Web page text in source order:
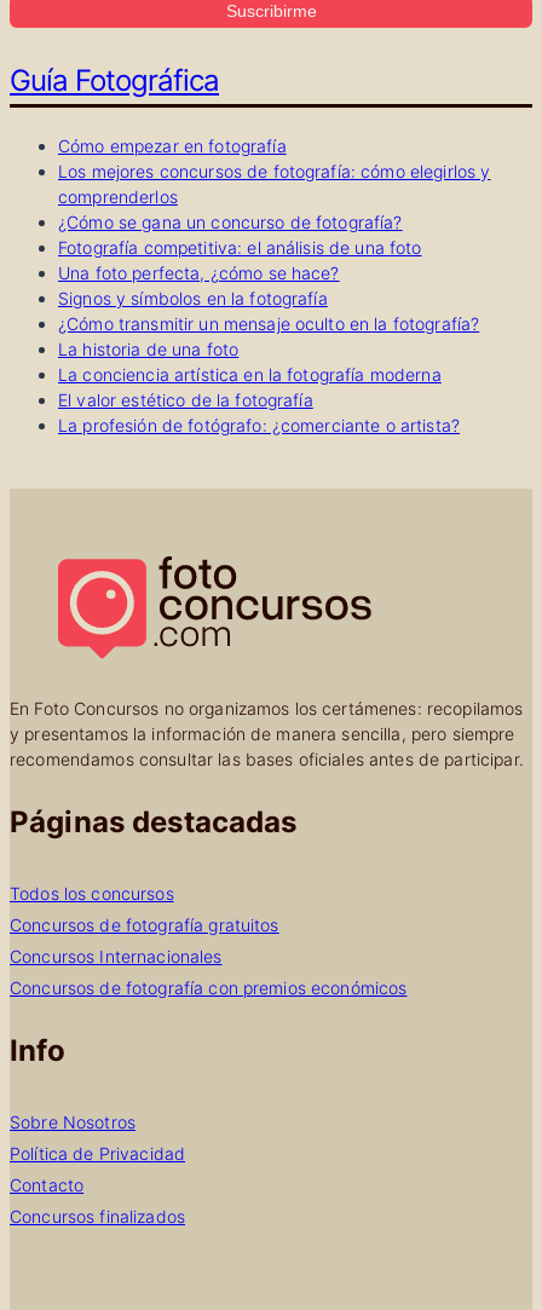
Suscribirme
Guía Fotográfica
Cómo empezar en fotografía
Los mejores concursos de fotografía: cómo elegirlos y
comprenderlos
¿Cómo se gana un concurso de fotografía?
Fotografía competitiva: el análisis de una foto
Una foto perfecta, ¿cómo se hace?
Signos y símbolos en la fotografía
¿Cómo transmitir un mensaje oculto en la fotografía?
La historia de una foto
La conciencia artística en la fotografía moderna
El valor estético de la fotografía
La profesión de fotógrafo: ¿comerciante o artista?
En Foto Concursos no organizamos los certámenes: recopilamos
y presentamos la información de manera sencilla, pero siempre
recomendamos consultar las bases oficiales antes de participar.
Páginas destacadas
Todos los concursos
Concursos de fotografía gratuitos
Concursos Internacionales
Concursos de fotografía con premios económicos
Info
Sobre Nosotros
Política de Privacidad
Contacto
Concursos finalizados